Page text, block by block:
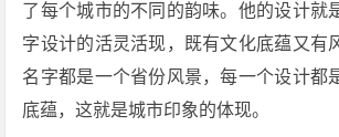
了每个城市的不同的韵味。他的设计就
字设计的活灵活现，既有文化底蕴又有
名字都是一个省份风景，每一个设计都
底蕴，这就是城市印象的体现。